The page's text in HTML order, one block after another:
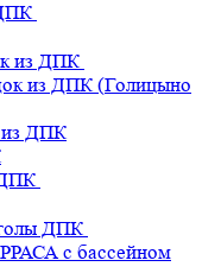
из ДПК
из ДПК (Голицыно
из ДПК
ДПК
с бассейном